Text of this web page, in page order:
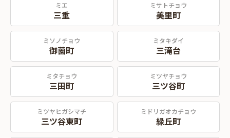
ミエ
三重
ミサトチョウ
美里町
ミソノチョウ
御薗町
ミタキダイ
三滝台
ミタチョウ
三田町
ミツヤチョウ
三ツ谷町
ミツヤヒガシマチ
三ツ谷東町
ミドリガオカチョウ
緑丘町